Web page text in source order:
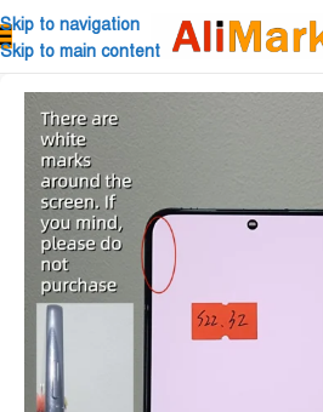
Skip to navigation
Skip to main content